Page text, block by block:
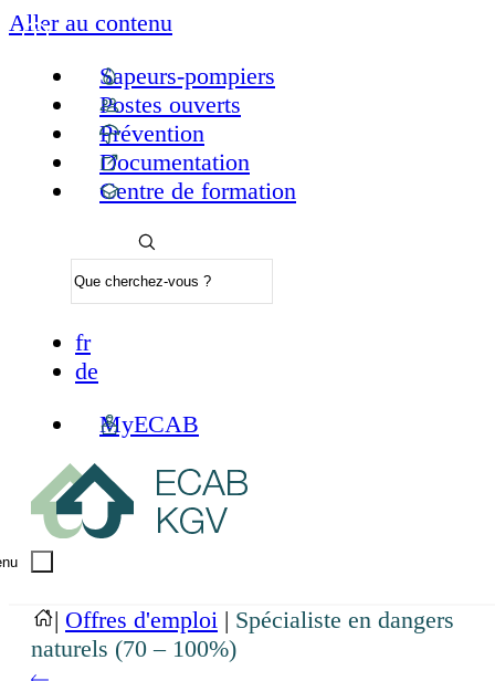
Aller au contenu
Sapeurs-pompiers
Postes ouverts
Prévention
Documentation
Centre de formation
fr
de
MyECAB
| Offres d'emploi | Spécialiste en dangers
naturels (70 – 100%)